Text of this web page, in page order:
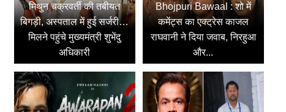
मिथुन चक्रवर्ती की तबीयत
बिगड़ी, अस्पताल में हुई सर्जरी…
मिलने पहुंचे मुख्यमंत्री शुभेंदु
अधिकारी
Bhojpuri Bawaal : शो में
कमेंट्स का एक्ट्रेस काजल
राघवानी ने दिया जवाब, निरहुआ
और...